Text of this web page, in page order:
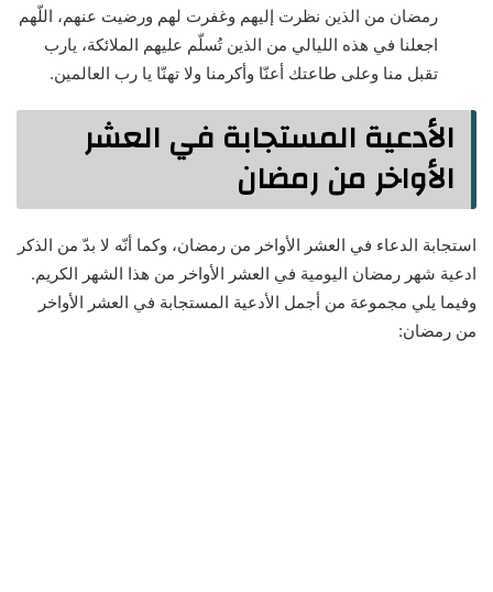
رمضان من الذين نظرت إليهم وغفرت لهم ورضيت عنهم، اللّهم
اجعلنا في هذه الليالي من الذين تُسلّم عليهم الملائكة، يارب
تقبل منا وعلى طاعتك أعنّا وأكرمنا ولا تهنّا يا رب العالمين.
الأدعية المستجابة في العشر
الأواخر من رمضان
استجابة الدعاء في العشر الأواخر من رمضان، وكما أنّه لا بدّ من الذكر
ادعية شهر رمضان اليومية في العشر الأواخر من هذا الشهر الكريم.
وفيما يلي مجموعة من أجمل الأدعية المستجابة في العشر الأواخر
من رمضان: